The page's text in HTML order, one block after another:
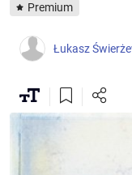
Premium
Łukasz